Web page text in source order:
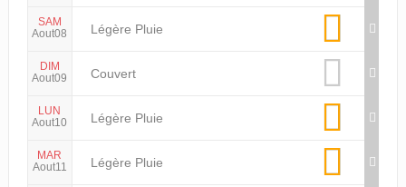
SAM
Aout08
Légère Pluie
DIM
Aout09
Couvert
LUN
Aout10
Légère Pluie
MAR
Aout11
Légère Pluie